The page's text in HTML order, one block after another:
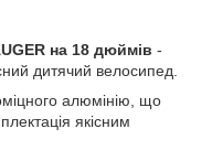
на 18 дюймів -
дитячий велосипед.
алюмінію, що
якісним